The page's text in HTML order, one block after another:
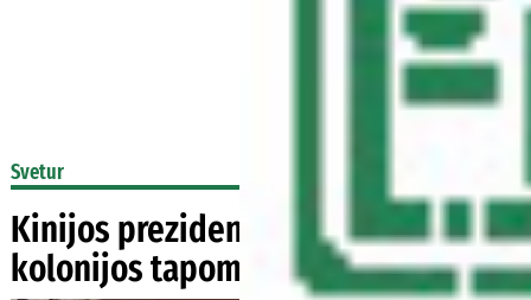
Svetur
Kinijos prezidentas : iš pažemintos
kolonijos tapome didžia valstybe